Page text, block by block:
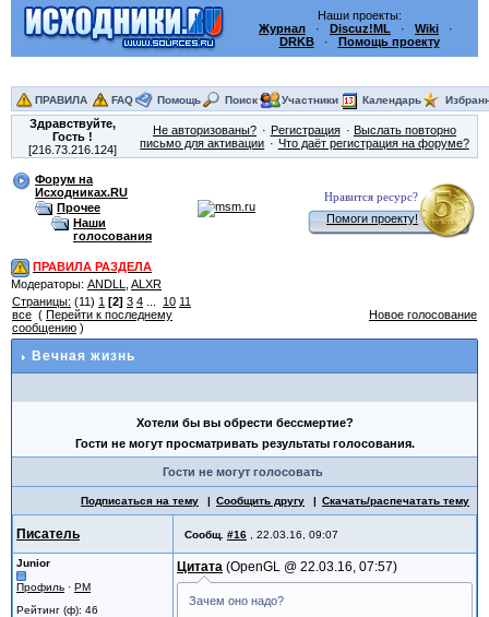
Наши проекты:
Журнал · Discuz!ML · Wiki ·
DRKB· Помощь проекту
ПРАВИЛА FAQ Помощь Поиск Участники Календарь
Здравствуйте,
Гость!
[216.73.216.124]
Не авторизованы? Регистрация
Выслать повторно
письмо для активации
Что даёт регистрация на форуме?
Форум на
Исходниках.RU
Прочее
Наши
голосования
Нравится ресурс?
Помоги проекту!
ПРАВИЛА РАЗДЕЛА
Модераторы: ANDLL
ALXR
Страницы: (11) 1 [2] 3 4 10 11
все ( Перейти к последнему
сообщению )
Новое голосование
Вечная жизнь
Хотели бы вы обрести бессмертие?
Гости не могут просматривать результаты голосования.
Гости не могут голосовать
Подписаться на тему Сообщить другу Скачать/распечатать тему
Писатель Сообщ. #16 22.03.16, 09:07
Junior
Профиль · PM
Рейтинг (ф): 46
Цитата OpenGL @ 22.03.16, 07:57
Зачем оно надо?